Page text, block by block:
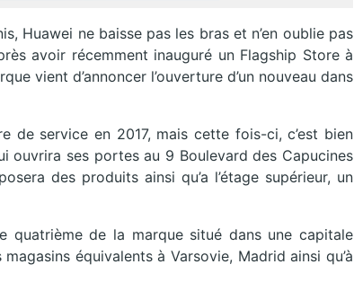
Huawei ne baisse pas les bras et n’en oublie pas
avoir récemment inauguré un Flagship Store à
vient d’annoncer l’ouverture d’un nouveau dans
de service en 2017, mais cette fois-ci, c’est bien
ouvrira ses portes au 9 Boulevard des Capucines
des produits ainsi qu’a l’étage supérieur, un
quatrième de la marque situé dans une capitale
équivalents à Varsovie, Madrid ainsi qu’à